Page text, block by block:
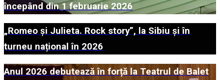
începând din 1 februarie 2026
„Romeo și Julieta. Rock story”, la Sibiu și în
turneu național în 2026
Anul 2026 debutează în forță la Teatrul de Balet